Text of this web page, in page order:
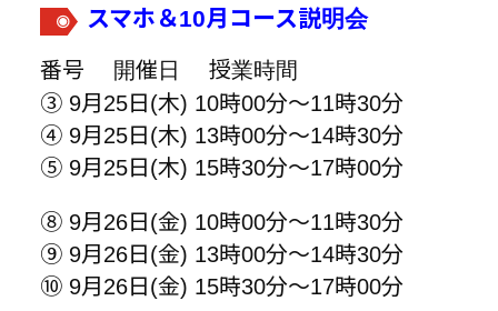
スマホ ＆10月コース説明会
番号 開催日 授業時間
③ 9月25日(木) 10時00分～11時30分
④ 9月25日(木) 13時00分～14時30分
⑤ 9月25日(木) 15時30分～17時00分
⑧ 9月26日(金) 10時00分～11時30分
⑨ 9月26日(金) 13時00分～14時30分
⑩ 9月26日(金) 15時30分～17時00分